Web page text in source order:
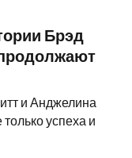
Брэд
и Анджелина
успеха и